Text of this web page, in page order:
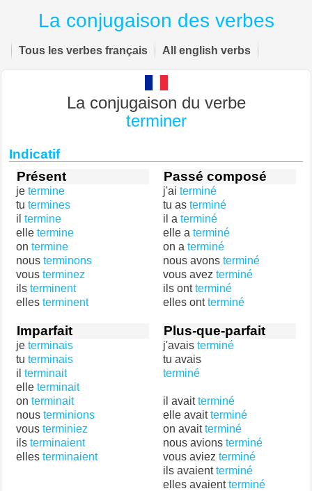
La conjugaison des verbes
Tous les verbes français All english verbs
La conjugaison du verbe
terminer
Indicatif
Présent
je termine
tu termines
il termine
elle termine
on termine
nous terminons
vous terminez
ils terminent
elles terminent
Passé composé
j'ai terminé
tu as terminé
il a terminé
elle a terminé
on a terminé
nous avons terminé
vous avez terminé
ils ontterminé
elles ontterminé
Imparfait
je terminais
tu terminais
il terminait
elle terminait
on terminait
nous terminions
vous terminiez
ils terminaient
elles terminaient
Plus-que-parfait
j'avais terminé
tu avais
terminé
il avaitterminé
elle avaitterminé
on avaitterminé
nous avions terminé
vous aviez terminé
ils avaientterminé
elles avaientterminé